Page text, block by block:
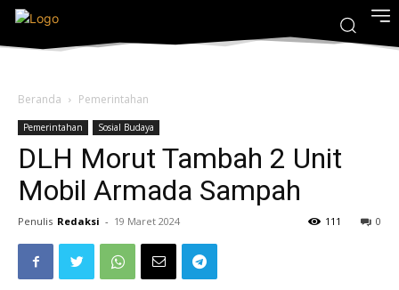
Beranda Pemerintahan
Pemerintahan Sosial Budaya
DLH Morut Tambah 2 Unit
Mobil Armada Sampah
Penulis Redaksi - 19 Maret 2024 0
111